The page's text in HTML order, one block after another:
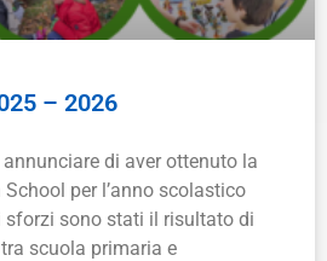
– 2026
di aver ottenuto la
per l’anno scolastico
sono stati il risultato di
scuola primaria e